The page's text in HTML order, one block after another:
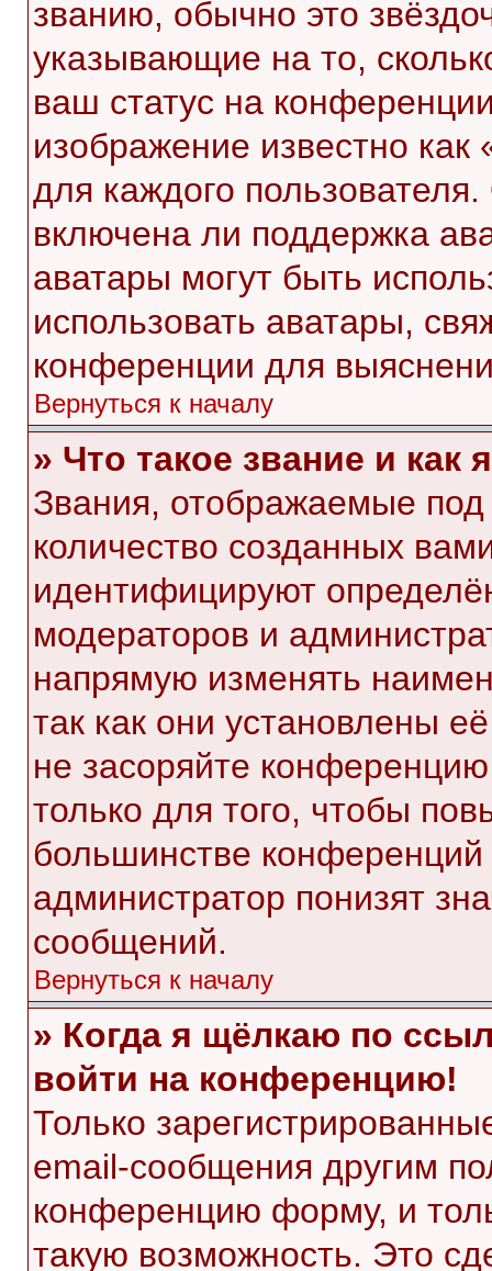
званию, обычно это
указывающие на то,
ваш статус на
изображение известно
для каждого
включена ли поддержка
аватары могут быть
использовать аватары,
конференции для
Вернуться к началу
» Что такое звание и как
Звания, отображаемые
количество созданных
идентифицируют
модераторов и
напрямую изменять
так как они установлены
не засоряйте
только для того, чтобы
большинстве
администратор понизят
сообщений.
Вернуться к началу
» Когда я щёлкаю по
войти на конференцию!
Только
email-сообщения другим
конференцию форму, и
такую возможность. Это